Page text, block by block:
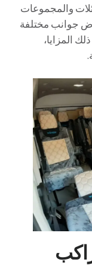
والمجموعات
جوانب مختلفة
بما في ذلك المزايا،
تويوتا هايس 13 راكب